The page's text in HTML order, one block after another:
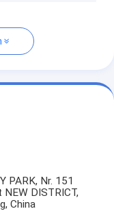
PARK, Nr. 151
DISTRICT,
China